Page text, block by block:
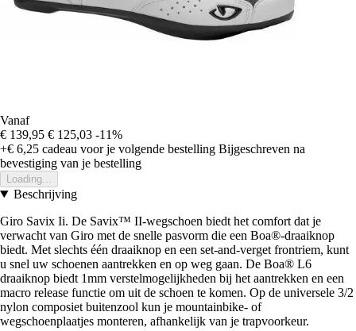
Vanaf
€ 139,95 € 125,03 -11%
+€ 6,25 cadeau voor je volgende bestelling Bijgeschreven na
bevestiging van je bestelling
Loading...
Beschrijving
Giro Savix Ii. De Savix™ II-wegschoen biedt het comfort dat je
verwacht van Giro met de snelle pasvorm die een Boa®-draaiknop
biedt. Met slechts één draaiknop en een set-and-verget frontriem, kunt
u snel uw schoenen aantrekken en op weg gaan. De Boa® L6
draaiknop biedt 1mm verstelmogelijkheden bij het aantrekken en een
macro release functie om uit de schoen te komen. Op de universele 3/2
nylon composiet buitenzool kun je mountainbike- of
wegschoenplaatjes monteren, afhankelijk van je trapvoorkeur.